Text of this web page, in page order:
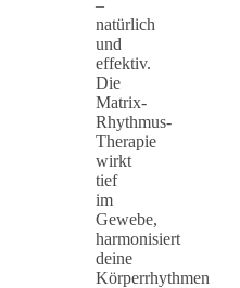
–
natürlich
und
effektiv.
Die
Matrix-
Rhythmus-
Therapie
wirkt
tief
im
Gewebe,
harmonisiert
deine
Körperrhythmen